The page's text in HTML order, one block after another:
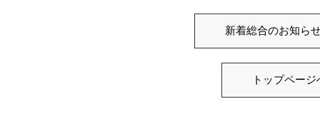
新着総合のお知ら
トップページ